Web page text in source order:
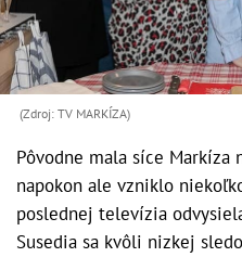
(Zdroj: TV MARKÍZA)
Pôvodne mala síce Markíza
napokon ale vzniklo
poslednej televízia
Susedia sa kvôli nizkej